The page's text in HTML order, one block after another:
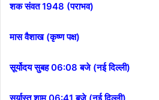
शक संवत 1948 (पराभव)
मास वैशाख (कृष्ण पक्ष)
सूर्योदय सुबह 06:08 बजे (नई दिल्ली)